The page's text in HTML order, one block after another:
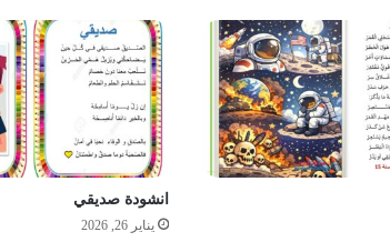
انشودة صديقي
يناير 26, 2026